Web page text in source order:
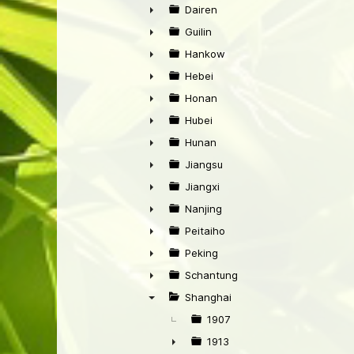
►
►
Dairen
►
Guilin
►
Hankow
►
Hebei
►
Honan
►
Hubei
►
Hunan
►
Jiangsu
►
Jiangxi
►
Nanjing
►
Peitaiho
►
Peking
►
Schantung
Shanghai
1907
1913